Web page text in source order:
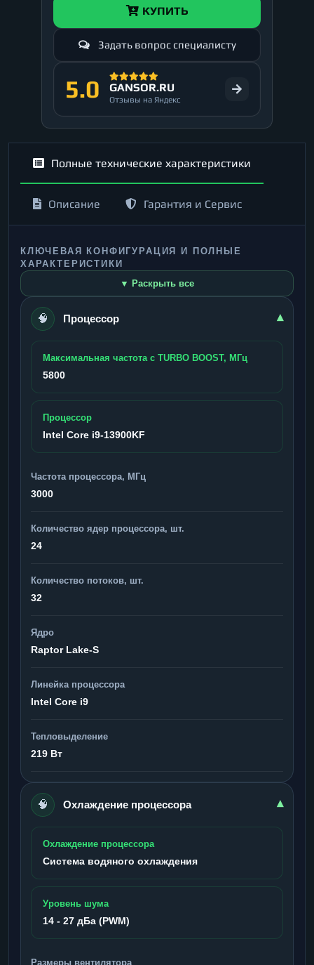
КУПИТЬ
Задать вопрос специалисту
5.0 GANSOR.RU
Отзывы на Яндекс
Полные технические характеристики
Описание Гарантия и Сервис
КЛЮЧЕВАЯ КОНФИГУРАЦИЯ И ПОЛНЫЕ
ХАРАКТЕРИСТИКИ
▼ Раскрыть все
🧠 Процессор ▾
Максимальная частота с TURBO BOOST, МГц
5800
Процессор
Intel Core i9-13900KF
Частота процессора, МГц
3000
Количество ядер процессора, шт.
24
Количество потоков, шт.
32
Ядро
Raptor Lake-S
Линейка процессора
Intel Core i9
Тепловыделение
219 Вт
🧠 Охлаждение процессора ▾
Охлаждение процессора
Система водяного охлаждения
Уровень шума
14 - 27 дБа (PWM)
Размеры вентилятора